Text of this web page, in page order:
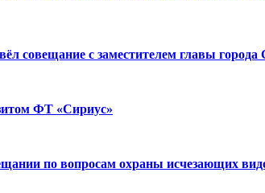
совещание с заместителем главы
ФТ «Сириус»
по вопросам охраны исчезающих